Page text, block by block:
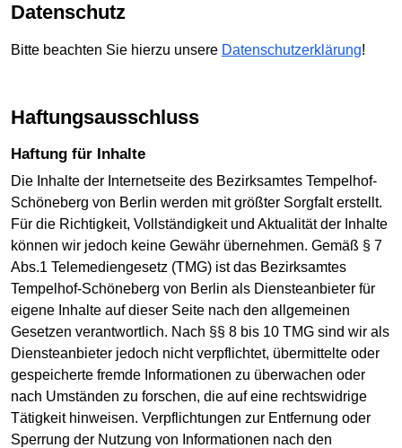
Datenschutz
Bitte beachten Sie hierzu unsere Datenschutzerklärung!
Haftungsausschluss
Haftung für Inhalte
Die Inhalte der Internetseite des Bezirksamtes Tempelhof-
Schöneberg von Berlin werden mit größter Sorgfalt erstellt.
Für die Richtigkeit, Vollständigkeit und Aktualität der Inhalte
können wir jedoch keine Gewähr übernehmen. Gemäß § 7
Abs.1 Telemediengesetz (TMG) ist das Bezirksamtes
Tempelhof-Schöneberg von Berlin als Diensteanbieter für
eigene Inhalte auf dieser Seite nach den allgemeinen
Gesetzen verantwortlich. Nach §§ 8 bis 10 TMG sind wir als
Diensteanbieter jedoch nicht verpflichtet, übermittelte oder
gespeicherte fremde Informationen zu überwachen oder
nach Umständen zu forschen, die auf eine rechtswidrige
Tätigkeit hinweisen. Verpflichtungen zur Entfernung oder
Sperrung der Nutzung von Informationen nach den